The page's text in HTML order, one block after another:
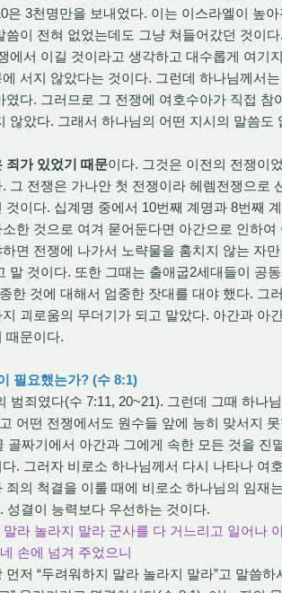
3천명만을 보내었다. 이는 이스라엘이 높
이 전혀 없었는데도 그냥 쳐들어갔던 것이
서 이길 것이라고 생각하고 대수롭게 여기
서지 않았다는 것이다. 그런데 하나님께서
다. 그러므로 그 전쟁에 여호수아가 직접 참
았다. 그래서 하나님의 어떤 지시의 말씀도
죄가 있었기 때문이다. 그것은 이전의 전쟁이
전쟁은 가나안 첫 전쟁이라 헤렘전쟁으로
이다. 십계명 중에서 10번째 계명과 8번째
한 것으로 여겨 묻어둔다면 아간으로 인하여
면 전쟁에 나가서 노략물을 훔치지 않는 자
말 것이다. 또한 그때는 출애굽2세대들이 공
한 것에 대해서 엄중한 잣대를 대야 했다. 그
괴로움의 무더기가 되고 말았다. 아간과 아
때문이다.
필요했는가? (수 8:1)
죄였다(수 7:11, 20~21). 그런데 그때 하나
어떤 전쟁에서도 원수들 앞에 능히 맞서지
짜기에서 아간과 그에게 속한 모든 것을 진
. 그러자 비로소 하나님께서 다시 나타나 여
의 척결을 이룰 때에 비로소 하나님의 임재
성결이 능력보다 우선하는 것이다.
라 놀라지 말라 군사를 다 거느리고 일어나
손에 넘겨 주었으니
저 “두려워하지 말라 놀라지 말라”고 말씀하